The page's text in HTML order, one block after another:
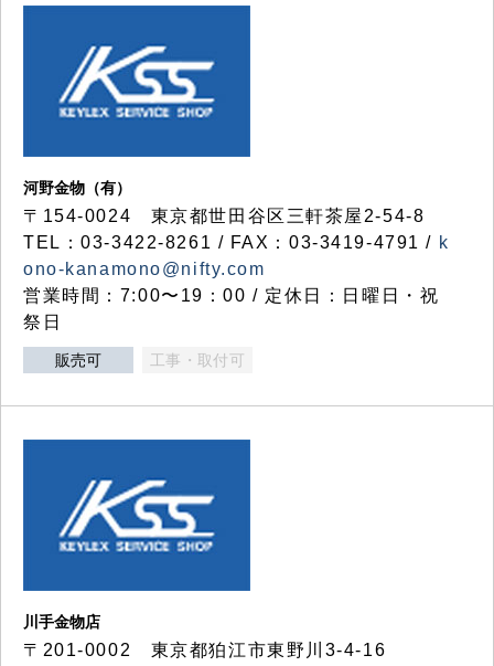
河野金物（有）
〒154-0024 東京都世田谷区三軒茶屋2-54-8
TEL：03-3422-8261 / FAX：03-3419-4791 / k
ono-kanamono@nifty.com
営業時間：7:00〜19：00 / 定休日：日曜日・祝
祭日
販売可 工事・取付可
川手金物店
〒201-0002 東京都狛江市東野川3-4-16